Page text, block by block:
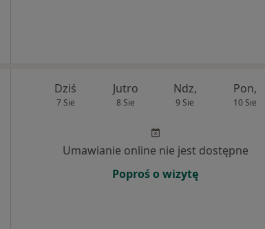
Dziś
7 Sie
Jutro
8 Sie
Ndz,
9 Sie
Pon,
10 Sie
Umawianie online nie jest dostępne
Poproś o wizytę